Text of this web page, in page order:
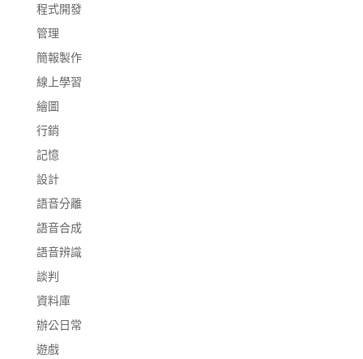
程式開發
管理
簡報製作
線上學習
繪圖
行銷
記憶
設計
語音分離
語音合成
語音辨識
談判
資料庫
辦公日常
遊戲